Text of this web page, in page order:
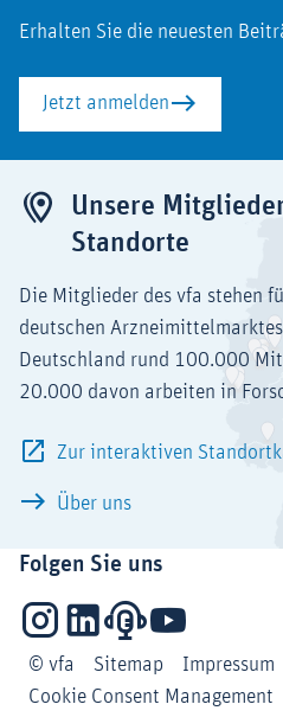
Erhalten Sie die neuesten
Jetzt anmelden
Unsere
Standorte
Die Mitglieder des vfa stehen
deutschen
Deutschland rund 100.000
20.000 davon arbeiten in
Zur interaktiven
Über uns
Folgen Sie uns
InstagramLinkedInPodcastsYouTube
© vfa
Sitemap Impressum
Cookie Consent Management